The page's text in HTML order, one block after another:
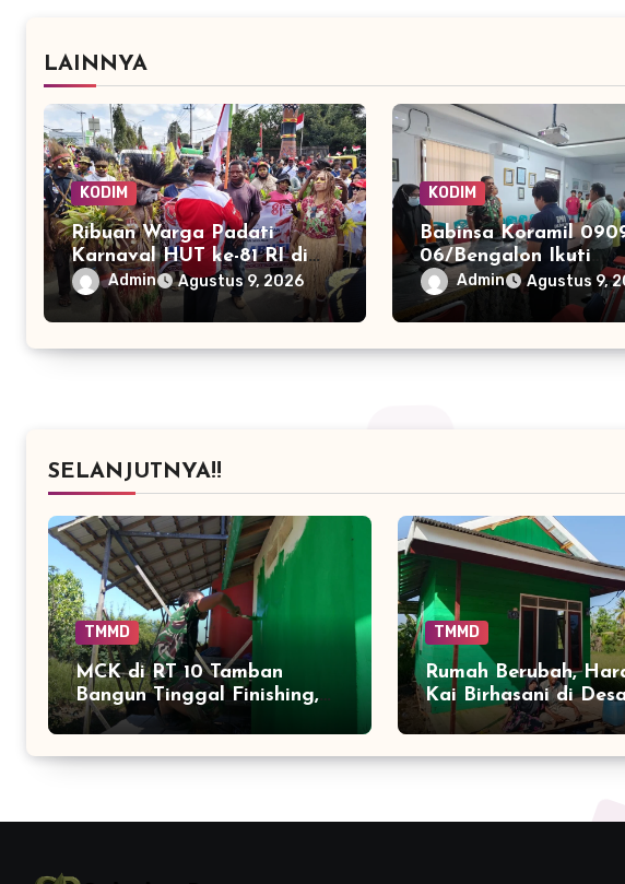
LAINNYA
KODIM
Ribuan Warga Padati
Karnaval HUT ke-81 RI di
Merauke, 145 Peserta
Tampilkan Keberagaman
Admin Agustus 9, 2026
KODIM
Babinsa Koramil
06/Bengalon Ikuti
Sosialisasi
Kebakaran Hutan dan
Lahan di PSB
Admin Agustus 9,
SELANJUTNYA!!
TMMD
MCK di RT 10 Tamban
Bangun Tinggal Finishing,
Kenyamanan Warga Segera
Bertambah
TMMD
Rumah Berubah,
Kai Birhasani di Desa
Tamban Bangun Ikut
Tumbuh